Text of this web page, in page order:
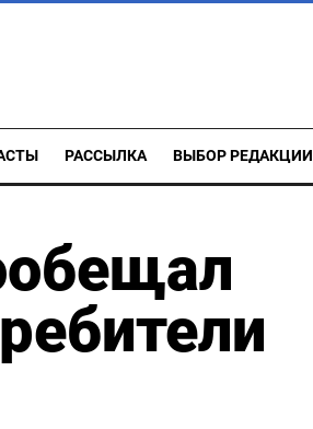
РАССЫЛКА ВЫБОР РЕДАКЦИИ